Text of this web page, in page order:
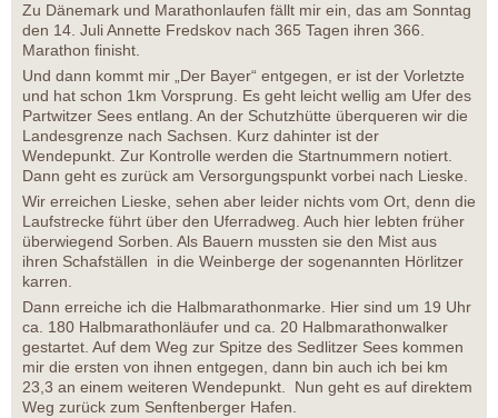
Zu Dänemark und Marathonlaufen fällt mir ein, das am Sonntag
den 14. Juli Annette Fredskov nach 365 Tagen ihren 366.
Marathon finisht.
Und dann kommt mir „Der Bayer“ entgegen, er ist der Vorletzte
und hat schon 1km Vorsprung. Es geht leicht wellig am Ufer des
Partwitzer Sees entlang. An der Schutzhütte überqueren wir die
Landesgrenze nach Sachsen. Kurz dahinter ist der
Wendepunkt. Zur Kontrolle werden die Startnummern notiert.
Dann geht es zurück am Versorgungspunkt vorbei nach Lieske.
Wir erreichen Lieske, sehen aber leider nichts vom Ort, denn die
Laufstrecke führt über den Uferradweg. Auch hier lebten früher
überwiegend Sorben. Als Bauern mussten sie den Mist aus
ihren Schafställen in die Weinberge der sogenannten Hörlitzer
karren.
Dann erreiche ich die Halbmarathonmarke. Hier sind um 19 Uhr
ca. 180 Halbmarathonläufer und ca. 20 Halbmarathonwalker
gestartet. Auf dem Weg zur Spitze des Sedlitzer Sees kommen
mir die ersten von ihnen entgegen, dann bin auch ich bei km
23,3 an einem weiteren Wendepunkt. Nun geht es auf direktem
Weg zurück zum Senftenberger Hafen.